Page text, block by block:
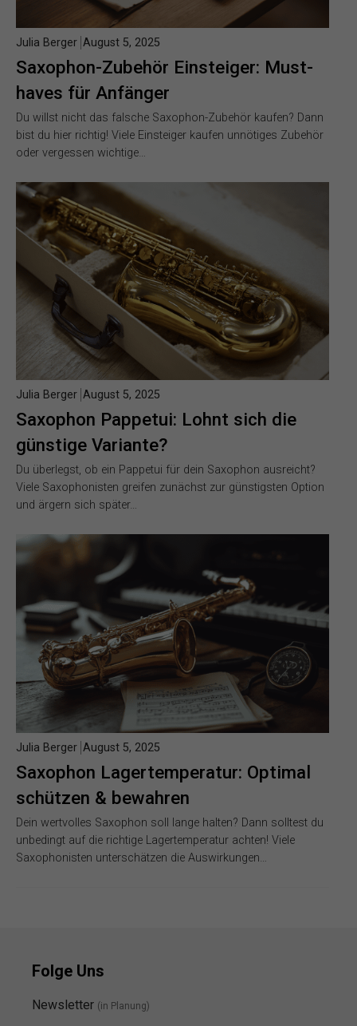
Saxophon-Zubehör Einsteiger: Must-
haves für Anfänger
Julia Berger August 5, 2025
Du willst nicht das falsche Saxophon-Zubehör kaufen? Dann
bist du hier richtig! Viele Einsteiger kaufen unnötiges Zubehör
oder vergessen wichtige…
Saxophon Pappetui: Lohnt sich die
günstige Variante?
Julia Berger August 5, 2025
Du überlegst, ob ein Pappetui für dein Saxophon ausreicht?
Viele Saxophonisten greifen zunächst zur günstigsten Option
und ärgern sich später…
Saxophon Lagertemperatur: Optimal
schützen & bewahren
Julia Berger August 5, 2025
Dein wertvolles Saxophon soll lange halten? Dann solltest du
unbedingt auf die richtige Lagertemperatur achten! Viele
Saxophonisten unterschätzen die Auswirkungen…
Folge Uns
Newsletter (in Planung)